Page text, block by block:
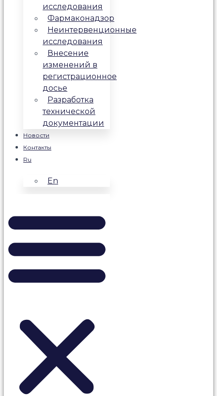
исследования
Фармаконадзор
Неинтервенционные
исследования
Внесение
изменений в
регистрационное
досье
Разработка
технической
документации
Новости
Контакты
Ru
En